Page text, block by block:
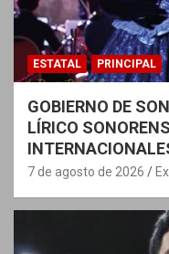
ESTATAL PRINCIPAL
GOBIERNO DE
LÍRICO
7 de agosto de 2026